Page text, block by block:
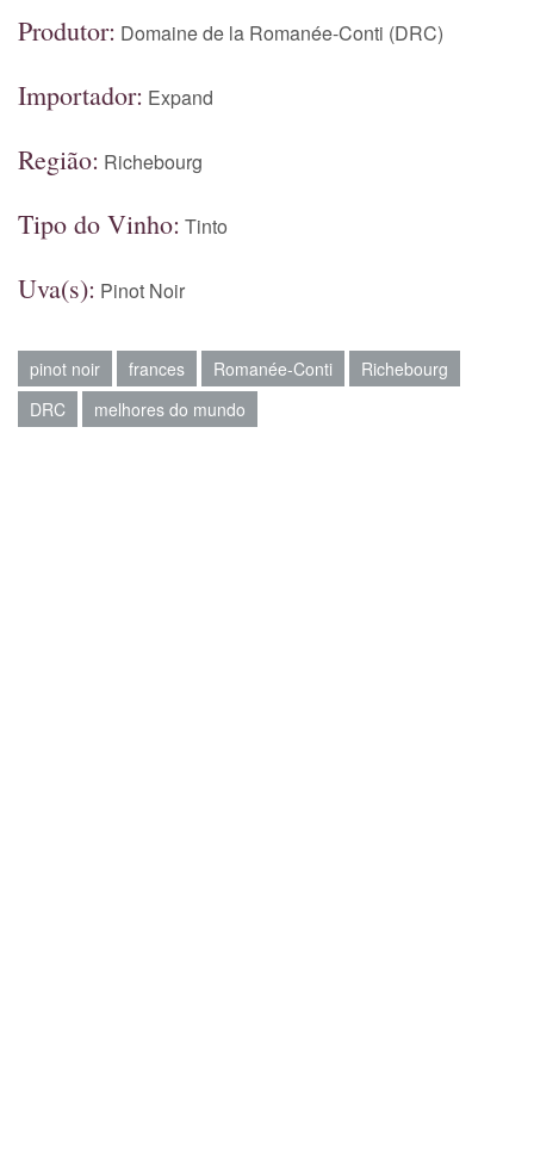
Produtor: Domaine de la Romanée-Conti (DRC)
Importador: Expand
Região: Richebourg
Tipo do Vinho: Tinto
Uva(s): Pinot Noir
pinot noir frances Romanée-Conti
Richebourg
DRC
melhores do mundo